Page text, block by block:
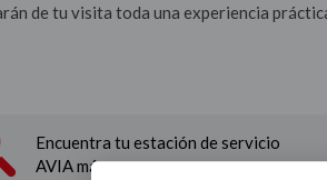
de tu visita toda una experiencia
Encuentra tu estación de servicio
AVIA más cercana.